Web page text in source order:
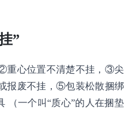
”
心位置不清楚不挂，③
报废不挂，⑤包装松散捆
（一个叫“质心”的人在捆